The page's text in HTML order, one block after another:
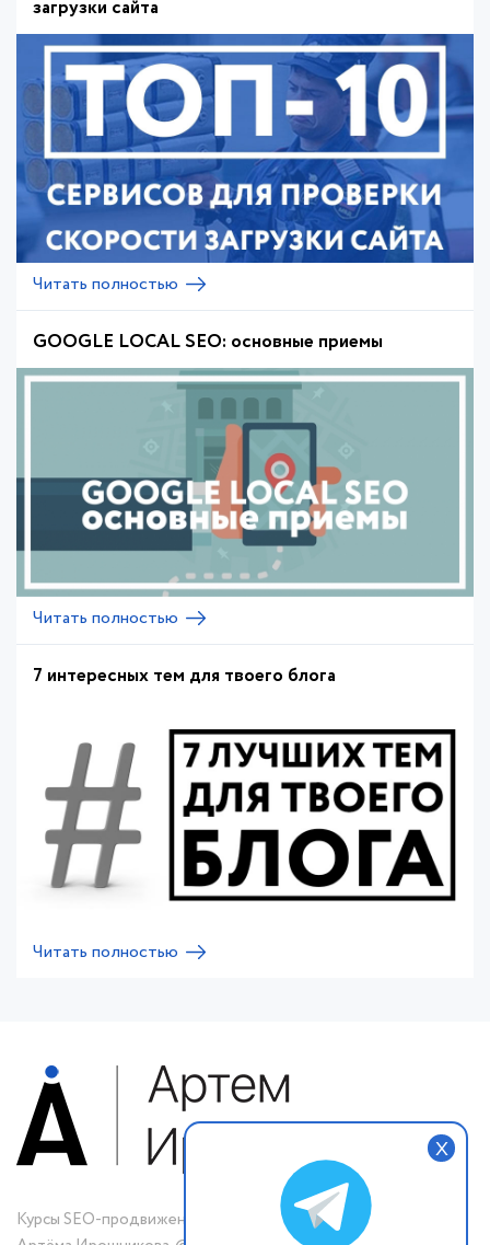
загрузки сайта
Читать полностью
GOOGLE LOCAL SEO: основные приемы
Читать полностью
7 интересных тем для твоего блога
Читать полностью
Курсы SEO-продвижения
X